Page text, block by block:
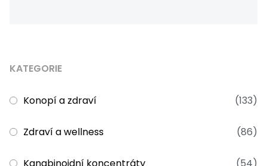
KATEGORIE
Konopí a zdraví (133)
Zdraví a wellness (86)